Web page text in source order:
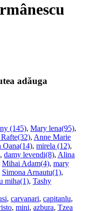
adăuga
(145), Mary lena(95),
, Anne Marie
Oana(14), mirela (12),
, damy levendi(8), Alina
Mihai Adam(4), mary
Simona Arnautu(1),
miha(1), Tashy
, carvanari, capitanlu,
, mini, azbura, Tzea